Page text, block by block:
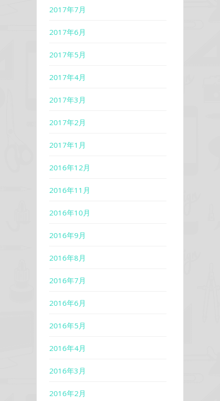
2017年7月
2017年6月
2017年5月
2017年4月
2017年3月
2017年2月
2017年1月
2016年12月
2016年11月
2016年10月
2016年9月
2016年8月
2016年7月
2016年6月
2016年5月
2016年4月
2016年3月
2016年2月